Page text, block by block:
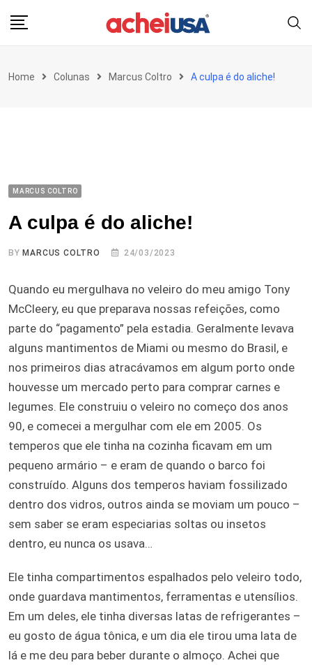
Home Colunas Marcus Coltro A culpa é do aliche!
MARCUS COLTRO
A culpa é do aliche!
BYMARCUS COLTRO 24/03/2023
Quando eu mergulhava no veleiro do meu amigo Tony
McCleery, eu que preparava nossas refeições, como
parte do “pagamento” pela estadia. Geralmente levava
alguns mantimentos de Miami ou mesmo do Brasil, e
nos primeiros dias atracávamos em algum porto onde
houvesse um mercado perto para comprar carnes e
legumes. Ele construiu o veleiro no começo dos anos
90, e comecei a mergulhar com ele em 2005. Os
temperos que ele tinha na cozinha ficavam em um
pequeno armário – e eram de quando o barco foi
construído. Alguns dos temperos haviam fossilizado
dentro dos vidros, outros ainda se moviam um pouco –
sem saber se eram especiarias soltas ou insetos
dentro, eu nunca os usava…
Ele tinha compartimentos espalhados pelo veleiro todo,
onde guardava mantimentos, ferramentas e utensílios.
Em um deles, ele tinha diversas latas de refrigerantes –
eu gosto de água tônica, e um dia ele tirou uma lata de
lá e me deu para beber durante o almoço. Achei que